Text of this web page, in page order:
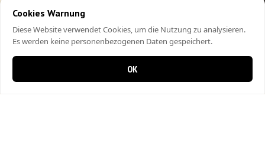
Cookies Warnung
Diese Website verwendet Cookies, um die Nutzung zu analysieren.
Es werden keine personenbezogenen Daten gespeichert.
OK